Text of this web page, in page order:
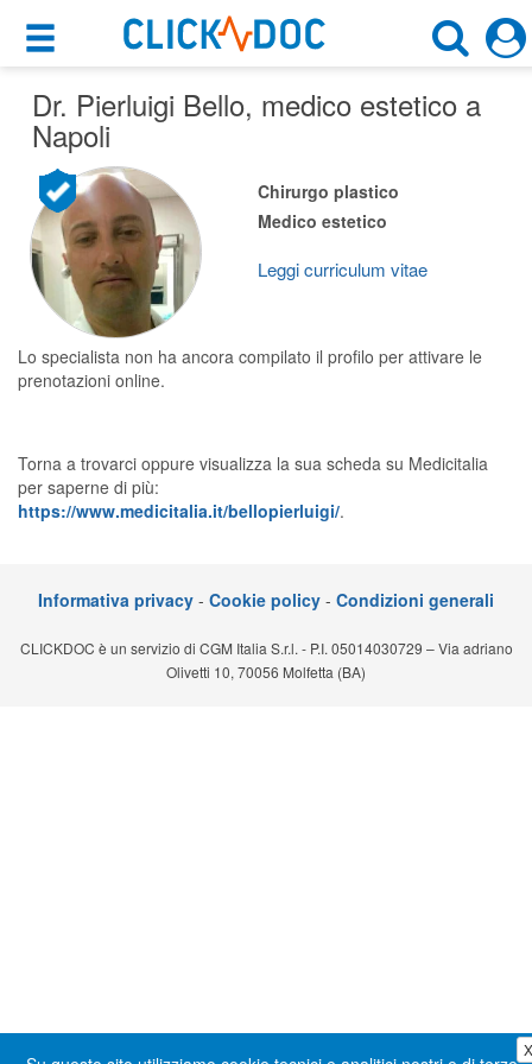
×
Motore di ricerca
×
Medico Estetico
Napoli (NA)
Cosa possiamo offrirti
Per i pazienti
Prenota una visita
Ricerca specialisti
Consulti online
(su medicitalia.it)
Prenotazioni online
Planner e rubrica in cloud
Teleconsulto
Dr. Pierluigi Bello, medico estetico a
Napoli
Chirurgo plastico
Medico estetico
Leggi curriculum vitae
Lo specialista non ha ancora compilato il profilo per attivare le
prenotazioni online.
Torna a trovarci oppure visualizza la sua scheda su Medicitalia
per saperne di più:
https://www.medicitalia.it/bellopierluigi/.
X
Informativa privacy - Cookie policy - Condizioni generali
CLICKDOC è un servizio di CGM Italia S.r.l. - P.I. 05014030729 – Via adriano
Olivetti 10, 70056 Molfetta (BA)